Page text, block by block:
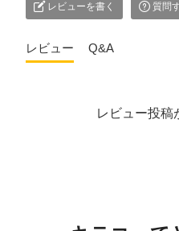
レビューを書く 質問
レビュー Q&A
レビュー投稿